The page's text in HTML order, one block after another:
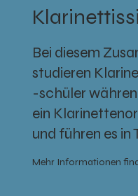
Bei diesem
studieren
-schüler
ein
und führen es in
Mehr Informationen